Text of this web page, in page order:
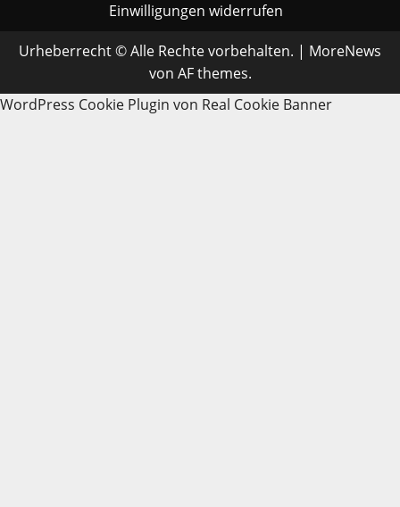
Einwilligungen widerrufen
Urheberrecht © Alle Rechte vorbehalten. | MoreNews
von AF themes.
WordPress Cookie Plugin von Real Cookie Banner